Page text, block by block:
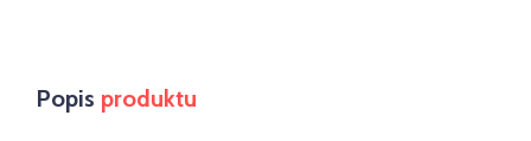
Popis produktu